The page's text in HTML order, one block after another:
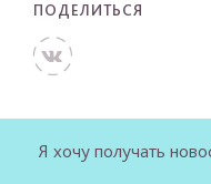
ПОДЕЛИТЬСЯ
Я хочу получать